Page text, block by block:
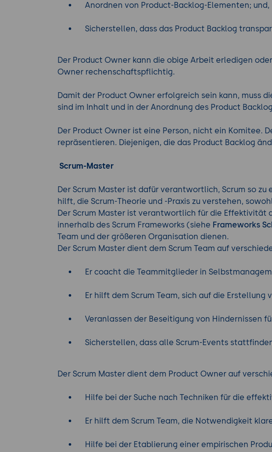
Anordnen von Product-Backlog-Elementen; und,
Sicherstellen, dass das Product Backlog
Der Product Owner kann die obige Arbeit erledigen
Owner rechenschaftspflichtig.
Damit der Product Owner erfolgreich sein kann, muss
sind im Inhalt und in der Anordnung des Product
Der Product Owner ist eine Person, nicht ein Komitee.
repräsentieren. Diejenigen, die das Product Backlog
Scrum-Master
Der Scrum Master ist dafür verantwortlich, Scrum so
hilft, die Scrum-Theorie und -Praxis zu verstehen,
Der Scrum Master ist verantwortlich für die Effektivität
innerhalb des Scrum Frameworks (siehe Frameworks
Team und der größeren Organisation dienen.
Der Scrum Master dient dem Scrum Team auf
Er coacht die Teammitglieder in
Er hilft dem Scrum Team, sich auf die
Veranlassen der Beseitigung von Hindernissen
Sicherstellen, dass alle Scrum-Events
Der Scrum Master dient dem Product Owner auf
Hilfe bei der Suche nach Techniken für die
Er hilft dem Scrum Team, die Notwendigkeit
Hilfe bei der Etablierung einer empirischen